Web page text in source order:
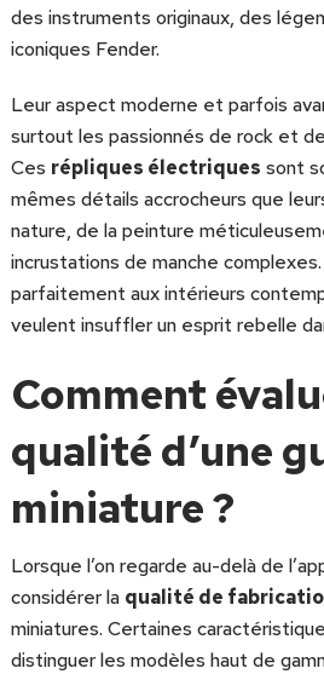
des instruments originaux, des
iconiques Fender.
Leur aspect moderne et parfois
surtout les passionnés de rock et
Ces répliques électriques sont
mêmes détails accrocheurs que
nature, de la peinture
incrustations de manche
parfaitement aux intérieurs
veulent insuffler un esprit rebelle
Comment
qualité d’une
miniature ?
Lorsque l’on regarde au-delà de
considérer la qualité de
miniatures. Certaines
distinguer les modèles haut de